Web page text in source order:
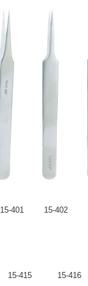
15-401 15-402
15-415 15-416